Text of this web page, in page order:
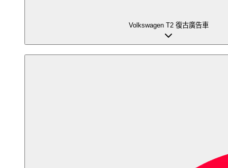
Volkswagen T2 復古廣告車